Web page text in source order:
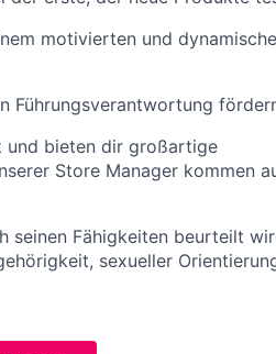
motivierten und
Führungsverantwortung
und bieten dir großartige
Store Manager kommen
seinen Fähigkeiten beurteilt
sexueller